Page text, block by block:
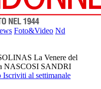
Foto&Video Nd
La Venere del
NASCOSI SANDRI
Iscriviti al settimanale